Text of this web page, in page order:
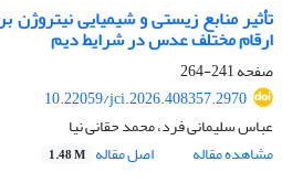
تأثیر منابع زیستی و شیمیایی نیتروژن
ارقام مختلف عدس در شرایط دیم
صفحه241-264
10.22059/jci.2026.408357.2970
عباس سلیمانی فرد، محمد حقانی نیا
مشاهده مقاله
اصل مقاله 1.48 M